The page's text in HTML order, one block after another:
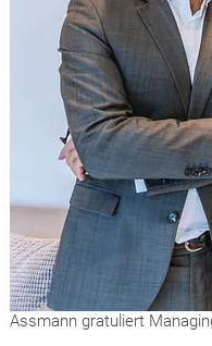
Assmann gratuliert